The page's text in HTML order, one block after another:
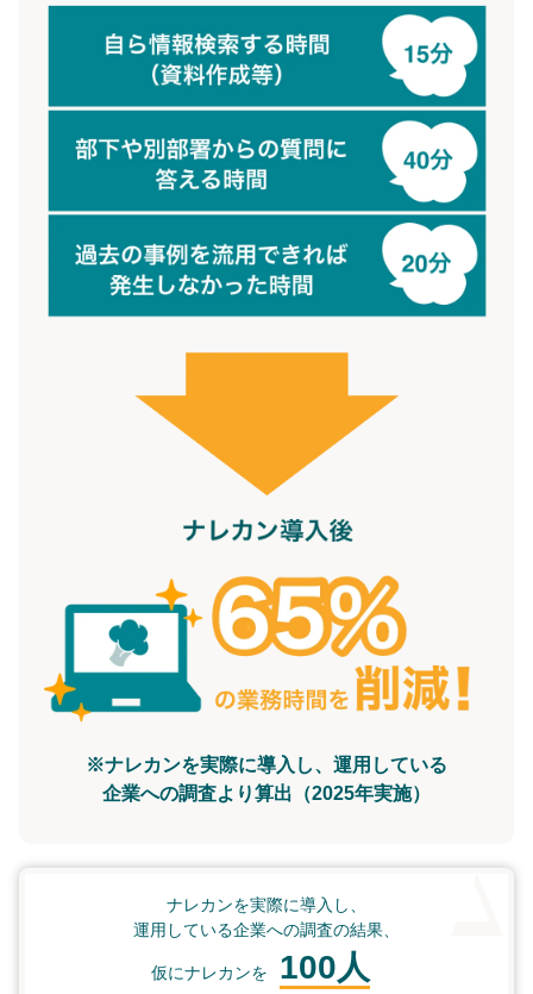
※ナレカンを実際に導入し、運用している
企業への調査より算出（2025年実施）
ナレカンを実際に導入し、
運用している企業への調査の結果、
仮にナレカンを 100人